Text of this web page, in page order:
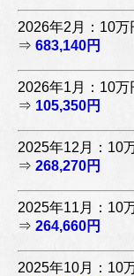
2026年2月：10万
⇒ 683,140円
2026年1月：10万
⇒ 105,350円
2025年12月：10
⇒ 268,270円
2025年11月：10
⇒ 264,660円
2025年10月：10